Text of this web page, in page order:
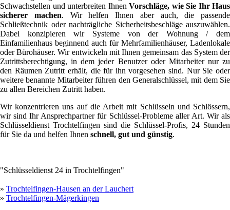
Schwachstellen und unterbreiten Ihnen Vorschläge, wie Sie Ihr Haus
sicherer machen. Wir helfen Ihnen aber auch, die passende
Schließtechnik oder nachträgliche Sicherheitsbeschläge auszuwählen.
Dabei konzipieren wir Systeme von der Wohnung / dem
Einfamilienhaus beginnend auch für Mehrfamilienhäuser, Ladenlokale
oder Bürohäuser. Wir entwickeln mit Ihnen gemeinsam das System der
Zutrittsberechtigung, in dem jeder Benutzer oder Mitarbeiter nur zu
den Räumen Zutritt erhält, die für ihn vorgesehen sind. Nur Sie oder
weitere benannte Mitarbeiter führen den Generalschlüssel, mit dem Sie
zu allen Bereichen Zutritt haben.
Wir konzentrieren uns auf die Arbeit mit Schlüsseln und Schlössern,
wir sind Ihr Ansprechpartner für Schlüssel-Probleme aller Art. Wir als
Schlüsseldienst Trochtelfingen sind die Schlüssel-Profis, 24 Stunden
für Sie da und helfen Ihnen schnell, gut und günstig.
"Schlüsseldienst 24 in Trochtelfingen"
» Trochtelfingen-Hausen an der Lauchert
» Trochtelfingen-Mägerkingen